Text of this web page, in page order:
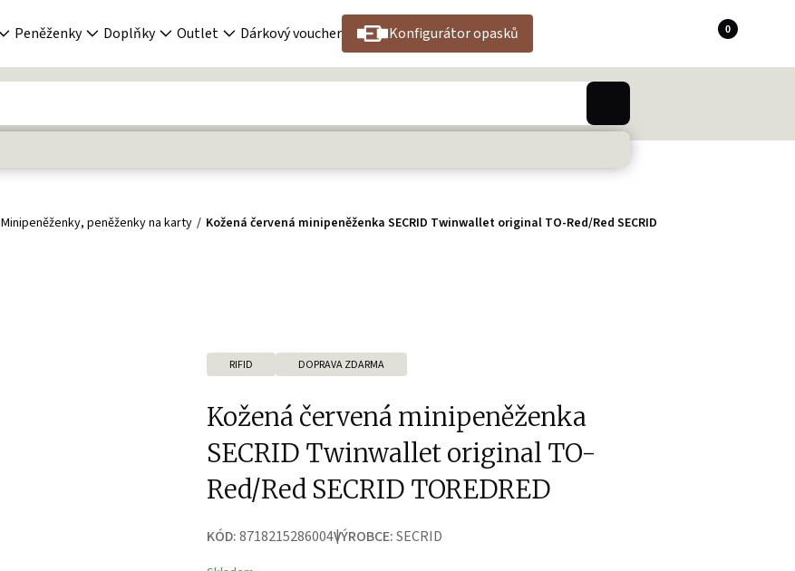
Peněženky Doplňky Outlet Dárkový voucher Konfigurátor opasků 0
Minipeněženky, peněženky na karty Kožená červená minipeněženka SECRID Twinwallet original TO-Red/Red SECRID
RIFID DOPRAVA ZDARMA
Kožená červená minipeněženka
SECRID Twinwallet original TO-
Red/Red SECRID TOREDRED
KÓD:8718215286004VÝROBCE:SECRID